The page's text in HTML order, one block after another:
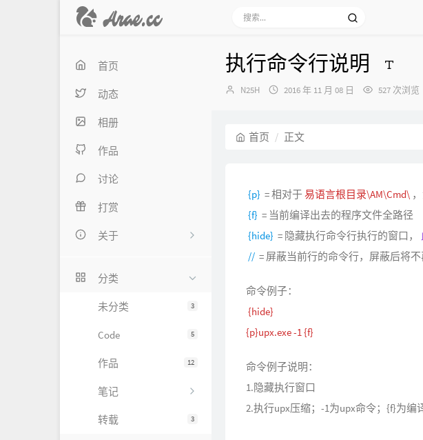
首页
动态
相册
作品
讨论
打赏
关于
分类
3
未分类
5
Code
12
作品
笔记
3
转载
执行命令行说明
作
N25H
发
2016 年 11 月 08 日 527 次浏览
首页 正文
{p} = 相对于易语言根目录\AM\Cmd\
{f} = 当前编译出去的程序文件全路径
{hide} = 隐藏执行命令行执行的窗口，
// = 屏蔽当前行的命令行，屏蔽后将不
命令例子：
{hide}
{p}upx.exe -1 {f}
命令例子说明：
1.隐藏执行窗口
2.执行upx压缩；-1为upx命令；{f}为编